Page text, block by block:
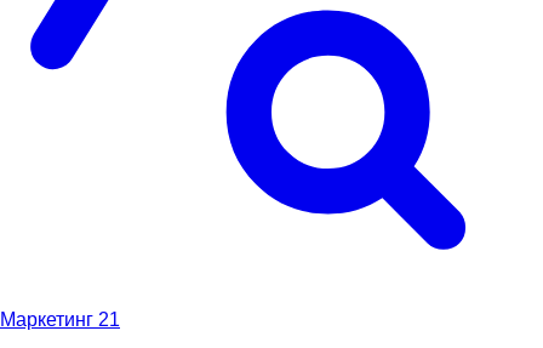
Маркетинг 21